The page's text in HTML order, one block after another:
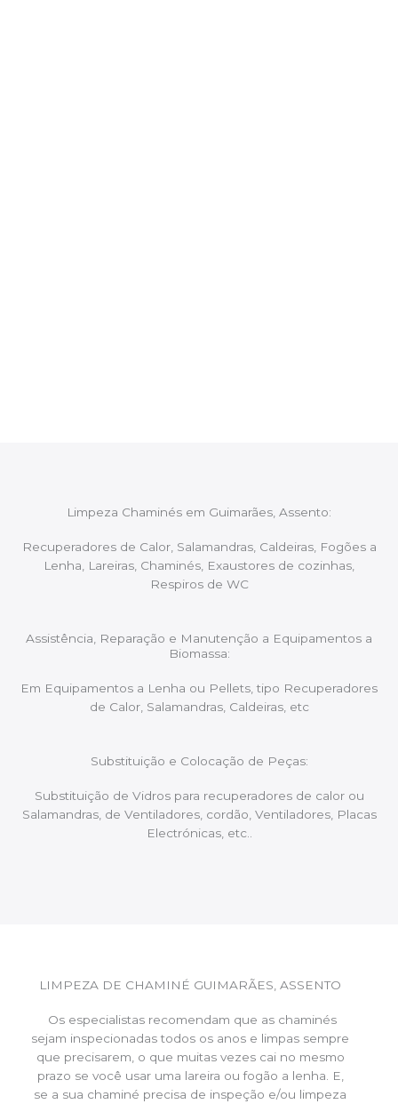
Limpeza Chaminés em Guimarães, Assento:
Recuperadores de Calor, Salamandras, Caldeiras, Fogões a
Lenha, Lareiras, Chaminés, Exaustores de cozinhas,
Respiros de WC
Assistência, Reparação e Manutenção a Equipamentos a
Biomassa:
Em Equipamentos a Lenha ou Pellets, tipo Recuperadores
de Calor, Salamandras, Caldeiras, etc
Substituição e Colocação de Peças:
Substituição de Vidros para recuperadores de calor ou
Salamandras, de Ventiladores, cordão, Ventiladores, Placas
Electrónicas, etc..
LIMPEZA DE CHAMINÉ GUIMARÃES, ASSENTO
Os especialistas recomendam que as chaminés
sejam inspecionadas todos os anos e limpas sempre
que precisarem, o que muitas vezes cai no mesmo
prazo se você usar uma lareira ou fogão a lenha. E,
se a sua chaminé precisa de inspeção e/ou limpeza